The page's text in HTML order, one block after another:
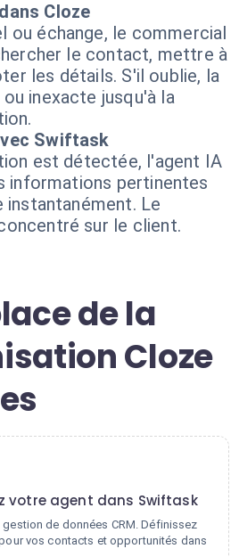
Cloze
ou échange, le commercial
le contact, mettre à
les détails. S'il oublie, la
inexacte jusqu'à la
Swiftask
est détectée, l'agent IA
informations pertinentes
Le
sur le client.
de la
Cloze
votre agent dans Swiftask
de données CRM. Définissez
vos contacts et opportunités dans